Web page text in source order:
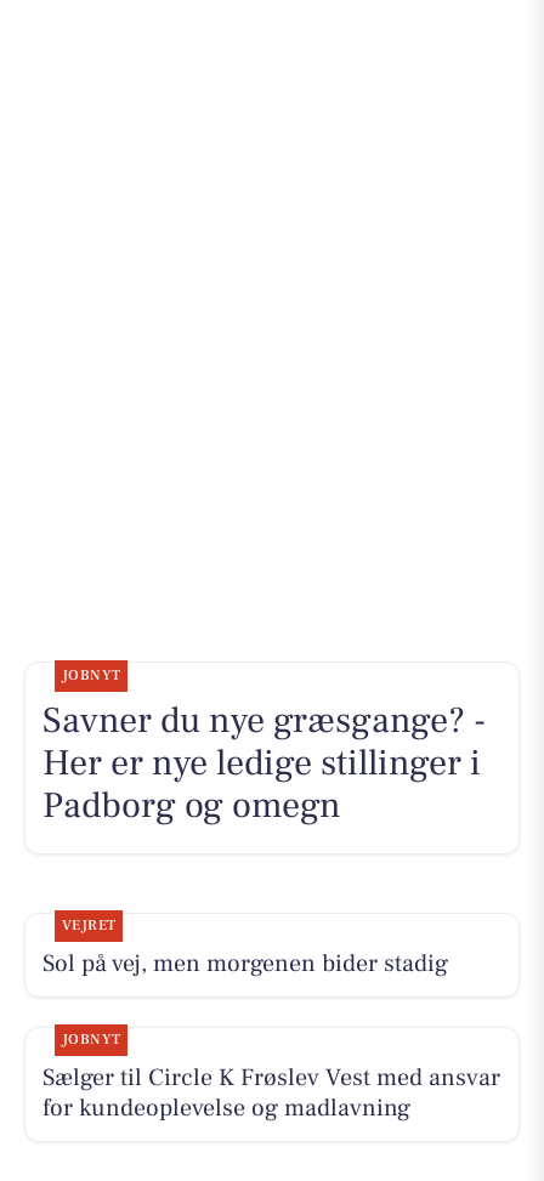
JOBNYT
Savner du nye græsgange? -
Her er nye ledige stillinger i
Padborg og omegn
VEJRET
Sol på vej, men morgenen bider stadig
JOBNYT
Sælger til Circle K Frøslev Vest med ansvar
for kundeoplevelse og madlavning